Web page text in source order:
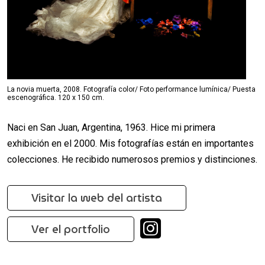
La novia muerta, 2008. Fotografía color/ Foto performance lumínica/ Puesta
escenográfica. 120 x 150 cm.
Naci en San Juan, Argentina, 1963. Hice mi primera
exhibición en el 2000. Mis fotografías están en importantes
colecciones. He recibido numerosos premios y distinciones.
Visitar la web del artista
Ver el portfolio